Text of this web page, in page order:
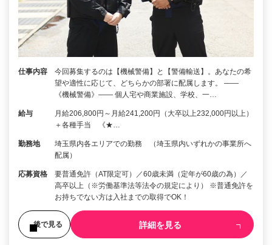
仕事内容
今回募集するのは【機械警備】と【警備輸送】。あなたの希
望や適性に応じて、どちらかの部署に配属します。 ――
《機械警備》―― 個人宅や商業施設、学校、一…
給与
月給206,800円～月給241,200円（大卒以上232,000円以上）
＋各種手当 《★…
勤務地
埼玉県内各エリアでの勤務 （埼玉県内いずれかの事業所へ
配属）
応募資格
要普通免許（AT限定可）／60歳未満（定年が60歳の為）／
高卒以上（※労働基準法等法令の規定により） ※普通免許を
お持ちでない方は入社までの取得でOK！
後で見る 詳細を見る